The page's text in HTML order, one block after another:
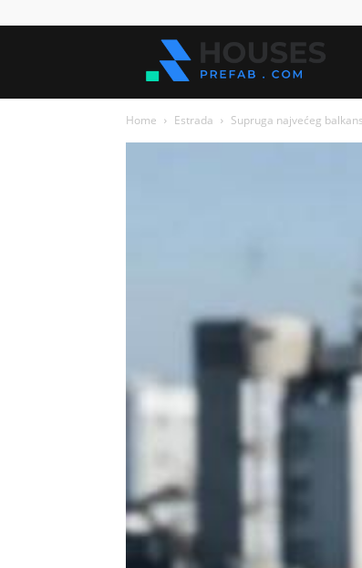
Home Estrada Supruga najvećeg